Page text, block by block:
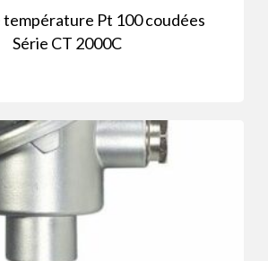
température Pt 100 coudées
Série CT 2000C